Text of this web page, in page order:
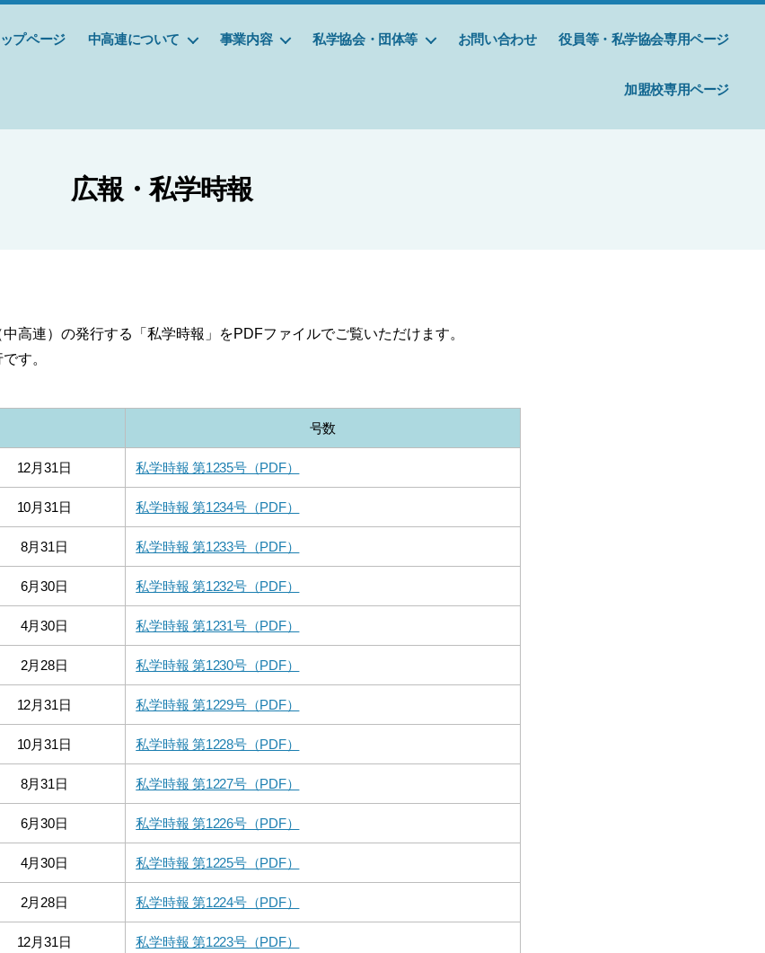
ップページ 中高連について 事業内容 私学協会・団体等 お問い合わせ 役員等・私学協会専用ページ
加盟校専用ページ
広報・私学時報
高連）の発行する「私学時報」をPDFファイルでご覧いただけます。
す。
号数
12月31日 私学時報 第1235号（PDF）
10月31日 私学時報 第1234号（PDF）
8月31日 私学時報 第1233号（PDF）
6月30日 私学時報 第1232号（PDF）
4月30日 私学時報 第1231号（PDF）
2月28日 私学時報 第1230号（PDF）
12月31日 私学時報 第1229号（PDF）
10月31日 私学時報 第1228号（PDF）
8月31日 私学時報 第1227号（PDF）
6月30日 私学時報 第1226号（PDF）
4月30日 私学時報 第1225号（PDF）
2月28日 私学時報 第1224号（PDF）
12月31日 私学時報 第1223号（PDF）